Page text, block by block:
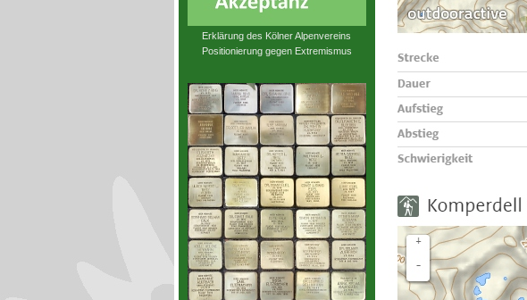
Erklärung des Kölner Alpenvereins
Positionierung gegen Extremismus